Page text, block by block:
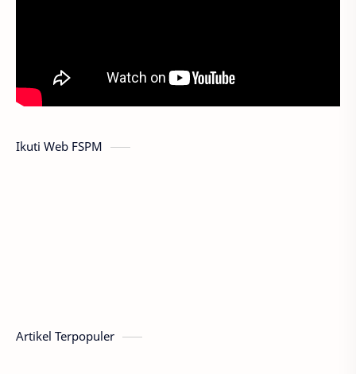
Ikuti Web FSPM
Artikel Terpopuler